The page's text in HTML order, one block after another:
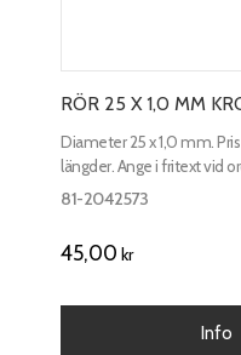
RÖR 25 X 1,0 MM
Diameter 25 x 1,0 mm.
längder. Ange i fritext vid
som önskas. Max längd
81-2042573
45,00 kr
Info